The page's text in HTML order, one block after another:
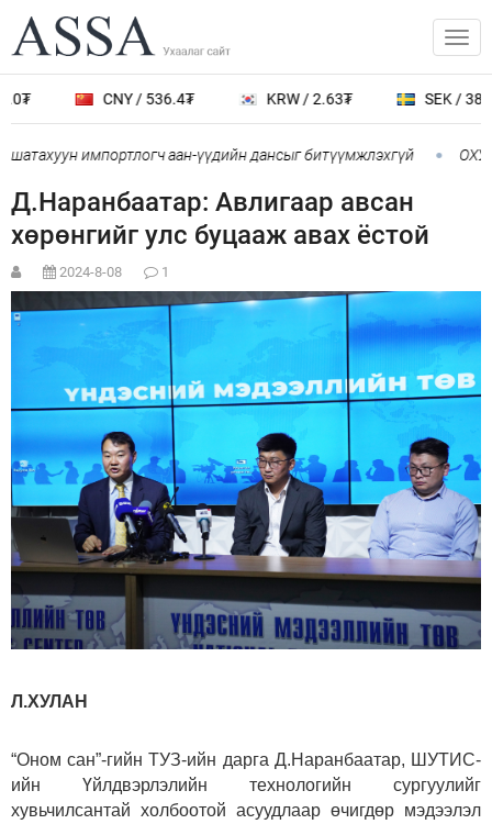
CNY / 536.4₮ KRW / 2.63₮ SEK /
импортлогч аан-үүдийн дансыг битүүмжлэхгүй ОХУ-
Д.Наранбаатар: Авлигаар авсан
хөрөнгийг улс буцааж авах ёстой
2024-8-08 1
Л.ХУЛАН
“Оном сан”-гийн ТУЗ-ийн дарга Д.Наранбаатар, ШУТИС-
ийн Үйлдвэрлэлийн технологийн сургуулийг
хувьчилсантай холбоотой асуудлаар өчигдөр мэдээлэл